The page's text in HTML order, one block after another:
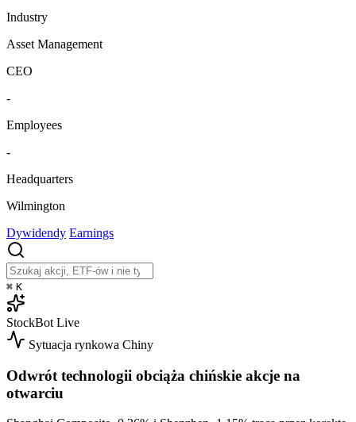
Industry
Asset Management
CEO
-
Employees
-
Headquarters
Wilmington
Dywidendy Earnings
⌘ K
StockBot Live
Sytuacja rynkowa Chiny
Odwrót technologii obciąża chińskie akcje na
otwarciu